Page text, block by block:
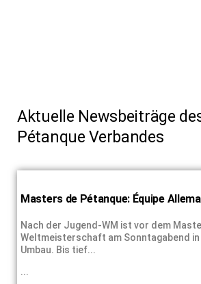
Aktuelle Newsbeiträge
Pétanque Verbandes
Masters de Pétanque: Équipe
Nach der Jugend-WM ist vor dem
Weltmeisterschaft am Sonntagabend
Umbau. Bis tief...
...